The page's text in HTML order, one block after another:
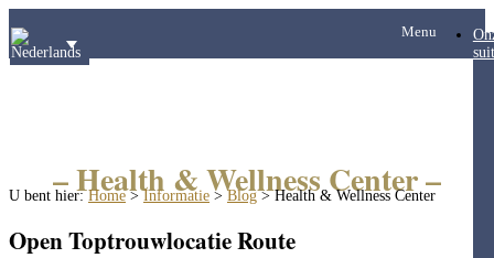
Menu
– Health & Wellness Center –
U bent hier:Home>Informatie >Blog>Health & Wellness Center
Open Toptrouwlocatie Route